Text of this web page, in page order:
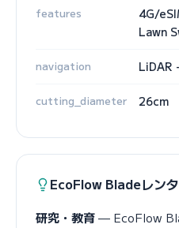
features
4G/
Lawn
navigation LiDAR
cutting_diameter 26cm
EcoFlow Bladeレン
研究・教育— EcoFlow